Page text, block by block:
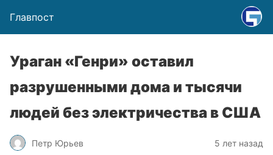
Главпост
Ураган «Генри» оставил
разрушенными дома и тысячи
людей без электричества в США
Петр Юрьев 5 лет назад